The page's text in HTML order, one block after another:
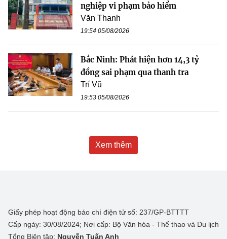
nghiệp vi phạm bảo hiểm
Văn Thanh
19:54 05/08/2026
Bắc Ninh: Phát hiện hơn 14,3 tỷ
đồng sai phạm qua thanh tra
Trí Vũ
19:53 05/08/2026
Xem thêm
Giấy phép hoạt động báo chí điện tử số: 237/GP-BTTTT
Cấp ngày: 30/08/2024; Nơi cấp: Bộ Văn hóa - Thể thao và Du lịch
Tổng Biên tập: Nguyễn Tuấn Anh